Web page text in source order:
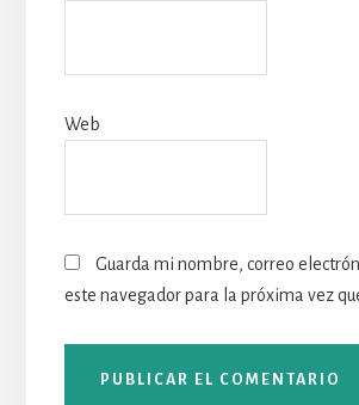
Web
Guarda mi nombre, correo
este navegador para la próxima vez